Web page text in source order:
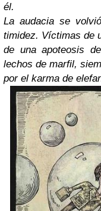
él.
La audacia se
timidez. Víctimas de
de una apoteosis
lechos de marfil,
por el karma de